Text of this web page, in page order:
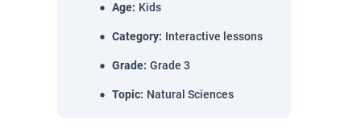
Age: Kids
Category: Interactive lessons
Grade: Grade 3
Topic: Natural Sciences